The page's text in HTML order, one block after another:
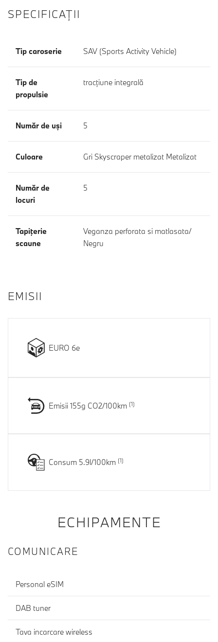
SPECIFICAŢII
Tip caroserie SAV (Sports Activity Vehicle)
Tip de
propulsie
tracţiune integrală
Număr de uşi 5
Culoare Gri Skyscraper metalizat Metalizat
Număr de
locuri
5
Tapiţerie
scaune
Veganza perforata si matlasata/
Negru
EMISII
EURO 6e
Emisii 155g CO2/100km
Consum 5.9l/100km
ECHIPAMENTE
COMUNICARE
Personal eSIM
DAB tuner
Tava incarcare wireless